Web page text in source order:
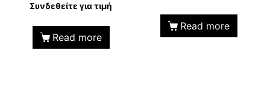
Συνδεθείτε για τιμή
Read more
Read more